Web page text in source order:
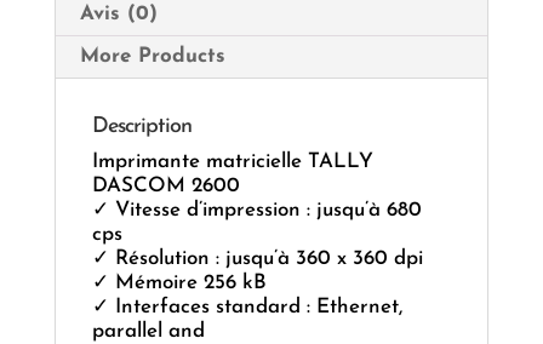
Avis (0)
More Products
Description
Imprimante matricielle TALLY
DASCOM 2600
✓ Vitesse d’impression : jusqu’à 680
cps
✓ Résolution : jusqu’à 360 x 360 dpi
✓ Mémoire 256 kB
✓ Interfaces standard : Ethernet,
parallel and